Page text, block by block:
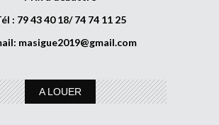
: 79 43 40 18/ 74 74 11 25
masigue2019@gmail.com
A LOUER